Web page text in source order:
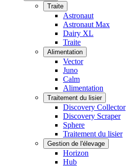
Traite
Astronaut
Astronaut Max
Dairy XL
Traite
Alimentation
Vector
Juno
Calm
Alimentation
Traitement du lisier
Discovery Collector
Discovery Scraper
Sphere
Traitement du lisier
Gestion de l'élevage
Horizon
Hub